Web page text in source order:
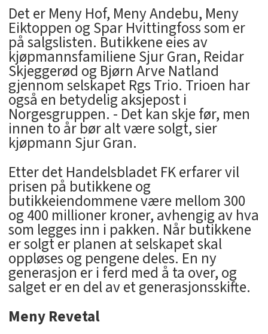
Det er Meny Hof, Meny Andebu, Meny
Eiktoppen og Spar Hvittingfoss som er
på salgslisten. Butikkene eies av
kjøpmannsfamiliene Sjur Gran, Reidar
Skjeggerød og Bjørn Arve Natland
gjennom selskapet Rgs Trio. Trioen har
også en betydelig aksjepost i
Norgesgruppen. - Det kan skje før, men
innen to år bør alt være solgt, sier
kjøpmann Sjur Gran.
Etter det Handelsbladet FK erfarer vil
prisen på butikkene og
butikkeiendommene være mellom 300
og 400 millioner kroner, avhengig av hva
som legges inn i pakken. Når butikkene
er solgt er planen at selskapet skal
oppløses og pengene deles. En ny
generasjon er i ferd med å ta over, og
salget er en del av et generasjonsskifte.
Meny Revetal